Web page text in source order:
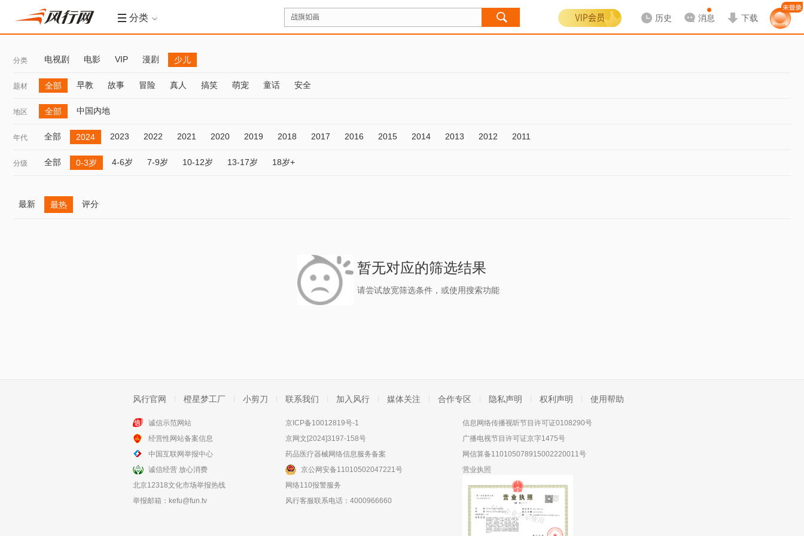
分类 历史 消息 下载
分类 电视剧 电影 VIP 漫剧 少儿
题材 全部 早教 故事 冒险 真人 搞笑 萌宠 童话 安全
地区 全部 中国内地
年代 全部 2024 2023 2022 2021 2020 2019 2018 2017 2016 2015 2014 2013 2012 2011
分级 全部 0-3岁 4-6岁 7-9岁 10-12岁 13-17岁 18岁+
最新 最热 评分
暂无对应的筛选结果
请尝试放宽筛选条件，或使用搜索功能
风行官网 橙星梦工厂 小剪刀 联系我们 加入风行 媒体关注 合作专区 隐私声明 权利声明 使用帮助
诚信示范网站
经营性网站备案信息
中国互联网举报中心
诚信经营 放心消费
北京12318文化市场举报热线
举报邮箱： kefu@fun.tv
京ICP备10012819号-1
京网文[2024]3197-158号
药品医疗器械网络信息服务备案
京公网安备11010502047221号
网络110报警服务
风行客服联系电话：4000966660
信息网络传播视听节目许可证0108290号
广播电视节目许可证京字1475号
网信算备110105078915002220011号
营业执照